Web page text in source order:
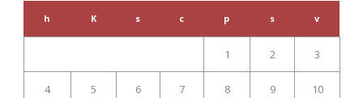
h K s c p s v
1 2 3
4 5 6 7 8 9 10